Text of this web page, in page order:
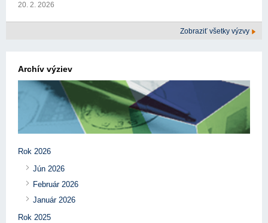
20. 2. 2026
Zobraziť všetky výzvy
Archív výziev
Rok 2026
Jún 2026
Február 2026
Január 2026
Rok 2025